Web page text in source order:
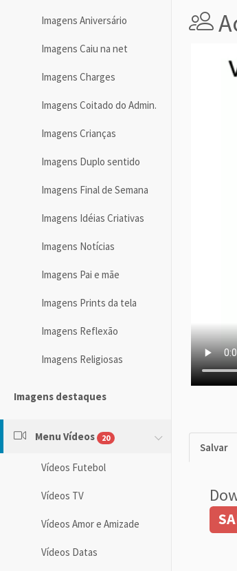
Imagens Aniversário
Imagens Caiu na net
Imagens Charges
Imagens Coitado do Admin.
Imagens Crianças
Imagens Duplo sentido
Imagens Final de Semana
Imagens Idéias Criativas
Imagens Notícias
Imagens Pai e mãe
Imagens Prints da tela
Imagens Reflexão
Imagens Religiosas
Imagens destaques
Menu Vídeos 20
Vídeos Futebol
Vídeos TV
Vídeos Amor e Amizade
Vídeos Datas
Salvar